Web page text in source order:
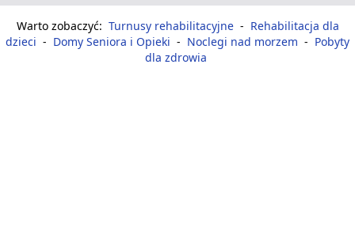
Warto zobaczyć: Turnusy rehabilitacyjne - Rehabilitacja dla
dzieci - Domy Seniora i Opieki - Noclegi nad morzem - Pobyty
dla zdrowia